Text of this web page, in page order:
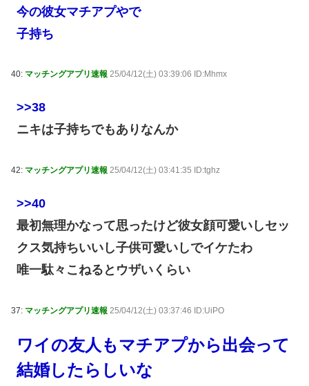
今の彼女マチアプやで
子持ち
40: マッチングアプリ速報 25/04/12(土) 03:39:06 ID:Mhmx
>>38
ニキは子持ちでもありなんか
42: マッチングアプリ速報 25/04/12(土) 03:41:35 ID:tghz
>>40
最初無理かなって思ったけど彼女顔可愛いしセッ
クス気持ちいいし子供可愛いしでイケたわ
唯一駄々こねるとウザいくらい
37: マッチングアプリ速報 25/04/12(土) 03:37:46 ID:UiPO
ワイの友人もマチアプから出会って
結婚したらしいな